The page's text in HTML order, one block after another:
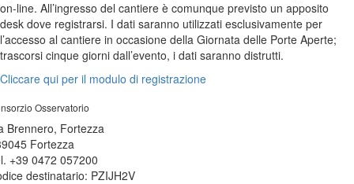
on-line. All’ingresso del cantiere è comunque previsto un apposito
desk dove registrarsi. I dati saranno utilizzati esclusivamente per
l’accesso al cantiere in occasione della Giornata delle Porte Aperte;
trascorsi cinque giorni dall’evento, i dati saranno distrutti.
Cliccare qui per il modulo di registrazione
Osservatorio
Brennero, Fortezza
Fortezza
+39 0472 057200
destinatario: PZIJH2V